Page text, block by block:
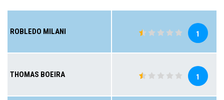
ROBLEDO MILANI 1
THOMAS BOEIRA 1